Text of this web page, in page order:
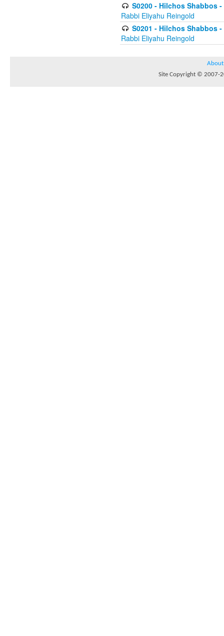
S0200 - Hilchos Shabbos
Rabbi Eliyahu Reingold
S0201 - Hilchos Shabbos
Rabbi Eliyahu Reingold
About
Site Copyright © 2007-